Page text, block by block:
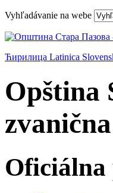
Vyhľadávanie na webe
Ћирилица Latinica
Opština
Oficiálna